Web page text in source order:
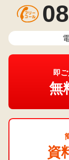
用
即
無
資